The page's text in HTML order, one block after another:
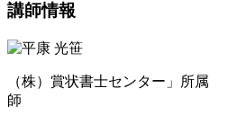
講師情報
（株）賞状書士センター」所属
師